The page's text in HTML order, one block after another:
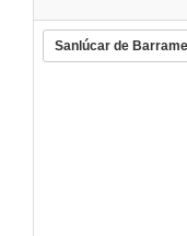
Sanlúcar de